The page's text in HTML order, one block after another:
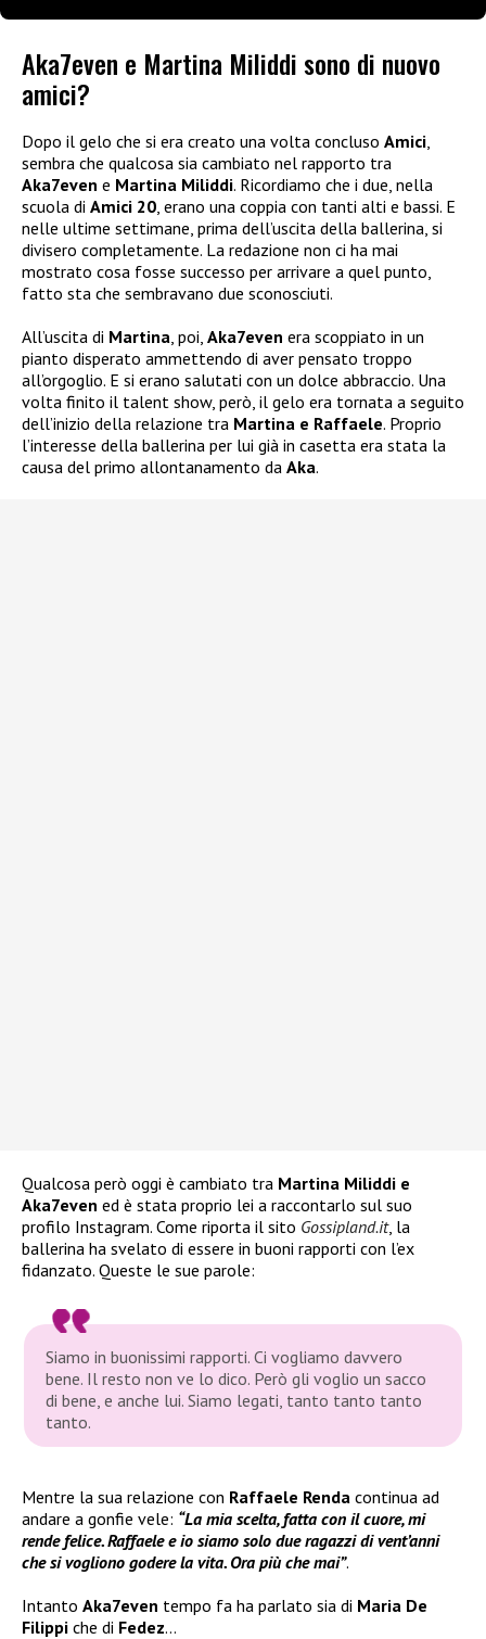
Aka7even e Martina Miliddi sono di nuovo
amici?
Dopo il gelo che si era creato una volta concluso Amici,
sembra che qualcosa sia cambiato nel rapporto tra
Aka7even e Martina Miliddi. Ricordiamo che i due, nella
scuola di Amici 20, erano una coppia con tanti alti e bassi. E
nelle ultime settimane, prima dell’uscita della ballerina, si
divisero completamente. La redazione non ci ha mai
mostrato cosa fosse successo per arrivare a quel punto,
fatto sta che sembravano due sconosciuti.
All’uscita di Martina, poi, Aka7even era scoppiato in un
pianto disperato ammettendo di aver pensato troppo
all’orgoglio. E si erano salutati con un dolce abbraccio. Una
volta finito il talent show, però, il gelo era tornata a seguito
dell’inizio della relazione tra Martina e Raffaele. Proprio
l’interesse della ballerina per lui già in casetta era stata la
causa del primo allontanamento da Aka.
Qualcosa però oggi è cambiato tra Martina Miliddi e
Aka7even ed è stata proprio lei a raccontarlo sul suo
profilo Instagram. Come riporta il sito Gossipland.it, la
ballerina ha svelato di essere in buoni rapporti con l’ex
fidanzato. Queste le sue parole:
Siamo in buonissimi rapporti. Ci vogliamo davvero
bene. Il resto non ve lo dico. Però gli voglio un sacco
di bene, e anche lui. Siamo legati, tanto tanto tanto
tanto.
Mentre la sua relazione con Raffaele Renda continua ad
andare a gonfie vele: “La mia scelta, fatta con il cuore, mi
rende felice. Raffaele e io siamo solo due ragazzi di vent’anni
che si vogliono godere la vita. Ora più che mai”.
Intanto Aka7even tempo fa ha parlato sia di Maria De
Filippi che di Fedez…